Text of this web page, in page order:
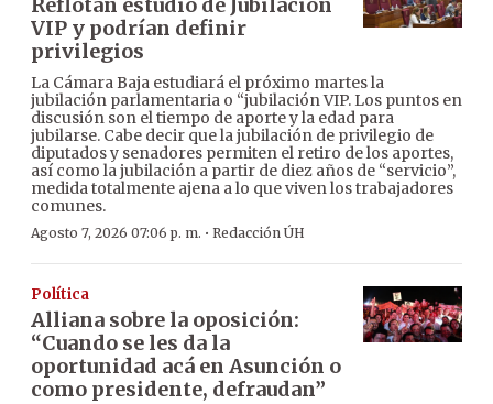
Reflotan estudio de Jubilación
VIP y podrían definir
privilegios
La Cámara Baja estudiará el próximo martes la
jubilación parlamentaria o “jubilación VIP. Los puntos en
discusión son el tiempo de aporte y la edad para
jubilarse. Cabe decir que la jubilación de privilegio de
diputados y senadores permiten el retiro de los aportes,
así como la jubilación a partir de diez años de “servicio”,
medida totalmente ajena a lo que viven los trabajadores
comunes.
Agosto 7, 2026 07:06 p. m. · Redacción ÚH
Política
Alliana sobre la oposición:
“Cuando se les da la
oportunidad acá en Asunción o
como presidente, defraudan”